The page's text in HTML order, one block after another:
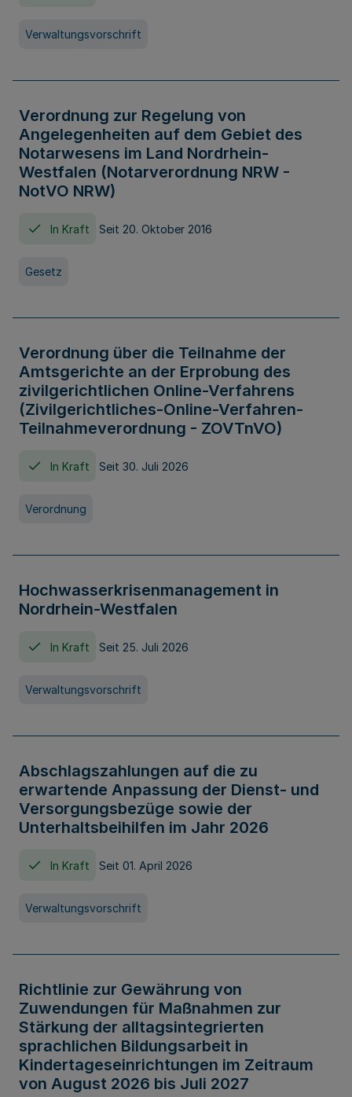
Verwaltungsvorschrift
Verordnung zur Regelung von
Angelegenheiten auf dem Gebiet des
Notarwesens im Land Nordrhein-
Westfalen (Notarverordnung NRW -
NotVO NRW)
In Kraft Seit 20. Oktober 2016
Gesetz
Verordnung über die Teilnahme der
Amtsgerichte an der Erprobung des
zivilgerichtlichen Online-Verfahrens
(Zivilgerichtliches-Online-Verfahren-
Teilnahmeverordnung - ZOVTnVO)
In Kraft Seit 30. Juli 2026
Verordnung
Hochwasserkrisenmanagement in
Nordrhein-Westfalen
In Kraft Seit 25. Juli 2026
Verwaltungsvorschrift
Abschlagszahlungen auf die zu
erwartende Anpassung der Dienst- und
Versorgungsbezüge sowie der
Unterhaltsbeihilfen im Jahr 2026
In Kraft Seit 01. April 2026
Verwaltungsvorschrift
Richtlinie zur Gewährung von
Zuwendungen für Maßnahmen zur
Stärkung der alltagsintegrierten
sprachlichen Bildungsarbeit in
Kindertageseinrichtungen im Zeitraum
von August 2026 bis Juli 2027